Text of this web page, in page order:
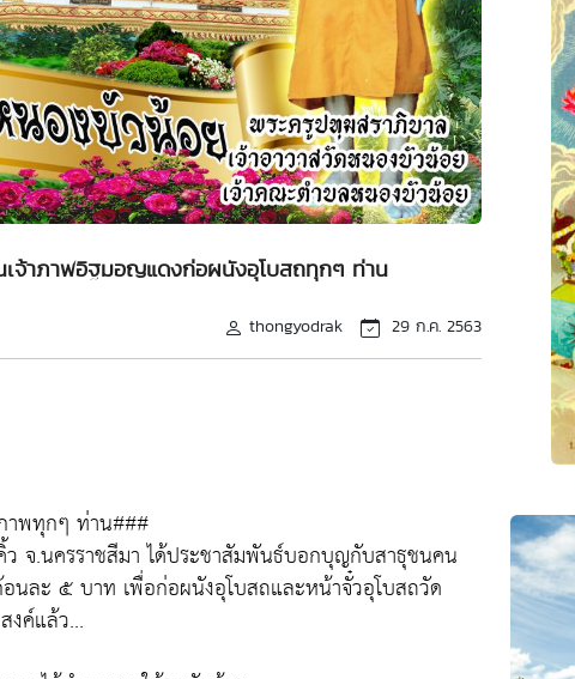
เจ้าภาพอิฐมอญแดงก่อผนังอุโบสถทุกๆ ท่าน
thongyodrak 29 ก.ค. 2563
าพทุกๆ ท่าน###
จ.นครราชสีมา ได้ประชาสัมพันธ์บอกบุญกับสาธุชนคน
นละ ๕ บาท เพื่อก่อผนังอุโบสถและหน้าจั๋วอุโบสถวัด
งค์แล้ว...